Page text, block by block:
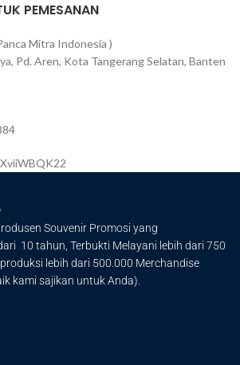
PEMESANAN
Mitra Indonesia )
Pd. Aren, Kota Tangerang Selatan, Banten
Souvenir Promosi yang
10 tahun, Terbukti Melayani lebih dari 750
lebih dari 500.000 Merchandise
kami sajikan untuk Anda).